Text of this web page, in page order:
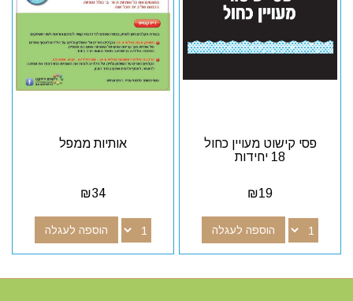
פסי קישוט מעויין כחול
18 יחידות
₪19
הוספה לעגלה
אותיות ממפל
₪34
הוספה לעגלה